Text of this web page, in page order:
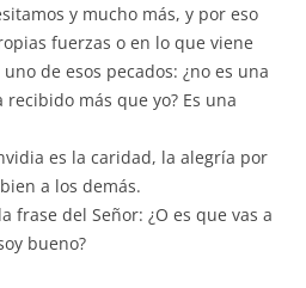
y mucho más, y por eso
fuerzas o en lo que viene
de esos pecados: ¿no es una
más que yo? Es una
es la caridad, la alegría por
a los demás.
frase del Señor: ¿O es que vas a
bueno?